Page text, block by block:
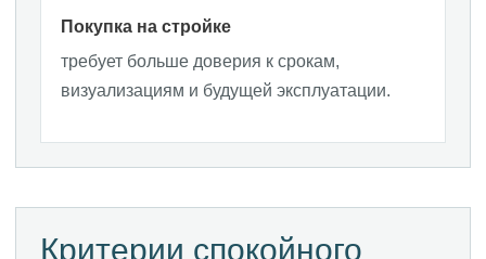
Покупка на стройке
требует больше доверия к срокам,
визуализациям и будущей эксплуатации.
Критерии спокойного